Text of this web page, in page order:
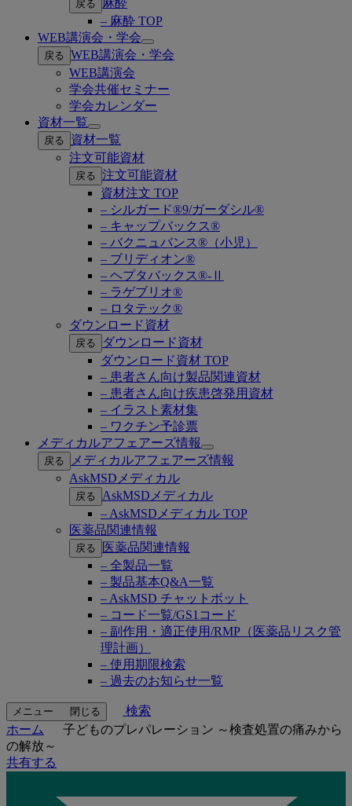
戻る
麻酔
– 麻酔 TOP
WEB講演会・学会
Open
submenu
戻る WEB講演会・学会
WEB講演会
学会共催セミナー
学会カレンダー
資材一覧
Open
submenu
戻る
資材一覧
注文可能資材
戻る 注文可能資材
資材注文 TOP
– シルガード®9/ガーダシル®
– キャップバックス®
– バクニュバンス®（小児）
– ブリディオン®
– ヘプタバックス®-Ⅱ
– ラゲブリオ®
– ロタテック®
ダウンロード資材
戻る
ダウンロード資材
ダウンロード資材 TOP
– 患者さん向け製品関連資材
– 患者さん向け疾患啓発用資材
– イラスト素材集
– ワクチン予診票
メディカルアフェアーズ情報
Open
submenu
戻る
メディカルアフェアーズ情報
AskMSDメディカル
戻る
AskMSDメディカル
– AskMSDメディカル TOP
医薬品関連情報
戻る
医薬品関連情報
– 全製品一覧
– 製品基本Q&A一覧
– AskMSD チャットボット
– コード一覧/GS1コード
– 副作用・適正使用/RMP（医薬品リスク管
理計画）
– 使用期限検索
– 過去のお知らせ一覧
メニュー 閉じる
検索
ホーム
子どものプレパレーション ～検査処置の痛みから
の解放～
共有する